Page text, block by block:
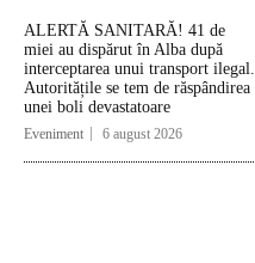
ALERTĂ SANITARĂ! 41 de
miei au dispărut în Alba după
interceptarea unui transport ilegal.
Autoritățile se tem de răspândirea
unei boli devastatoare
Eveniment 6 august 2026